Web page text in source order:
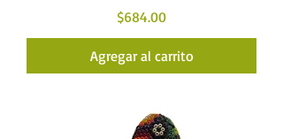
Precio
$684.00
Agregar al carrito